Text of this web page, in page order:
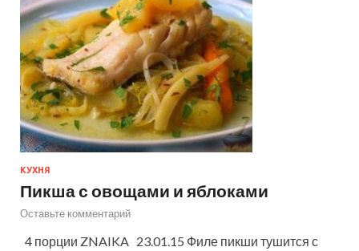
КУХНЯ
Пикша с овощами и яблоками
Оставьте комментарий
4 порции ZNAIKA 23.01.15 Филе пикши тушится с